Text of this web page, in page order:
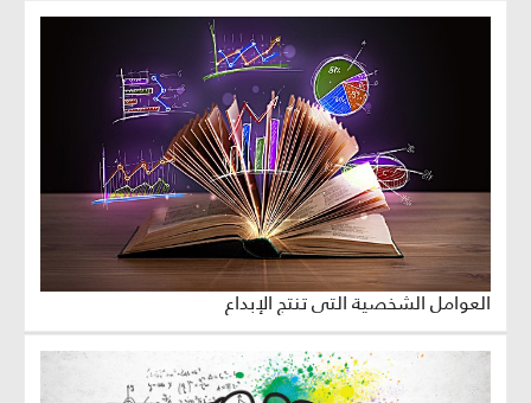
العوامل الشخصية التي تنتج الإبداع